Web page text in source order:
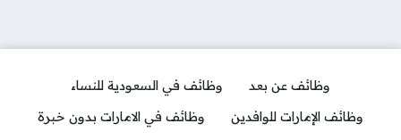
وظائف عن بعد
وظائف في السعودية للنساء
وظائف الإمارات للوافدين
وظائف في الامارات بدون خبرة